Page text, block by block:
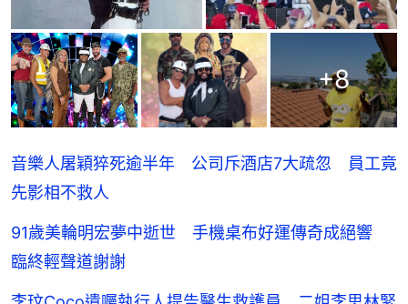
+8
音樂人屠穎猝死逾半年 公司斥酒店7大疏忽 員工竟
先影相不救人
91歲美輪明宏夢中逝世 手機桌布好運傳奇成絕響
臨終輕聲道謝謝